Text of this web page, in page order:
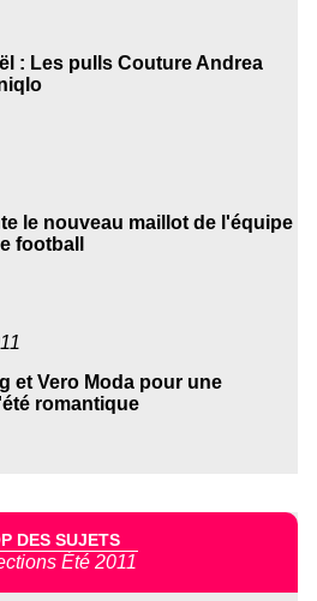
: Les pulls Couture Andrea
le nouveau maillot de l'équipe
football
et Vero Moda pour une
romantique
DES SUJETS
Été 2011